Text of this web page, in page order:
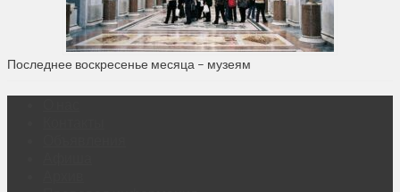
Последнее воскресенье месяца – музеям